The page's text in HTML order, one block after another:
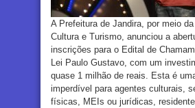
A Prefeitura de Jandira, por meio
Cultura e Turismo, anunciou a
inscrições para o Edital de
Lei Paulo Gustavo, com um
quase 1 milhão de reais. Esta é
imperdível para agentes culturais,
físicas, MEIs ou jurídicas,